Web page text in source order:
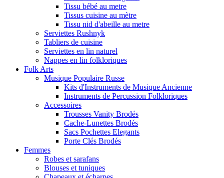
Tissu bébé au metre
Tissus cuisine au mètre
Tissu nid d'abeille au metre
Serviettes Rushnyk
Tabliers de cuisine
Serviettes en lin naturel
Nappes en lin folkloriques
Folk Arts
Musique Populaire Russe
Kits d'Instruments de Musique Ancienne
Instruments de Percussion Folkloriques
Accessoires
Trousses Vanity Brodés
Cache-Lunettes Brodés
Sacs Pochettes Elegants
Porte Clés Brodés
Femmes
Robes et sarafans
Blouses et tuniques